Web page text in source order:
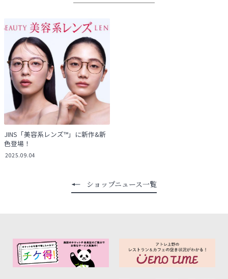
JINS「美容系レンズ™」に新作&新
色登場！
2025.09.04
ショップニュース一覧